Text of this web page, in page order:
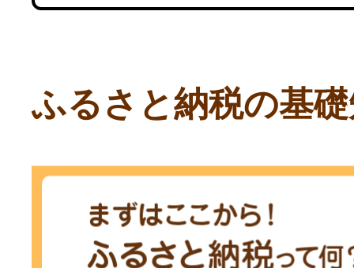
ふるさと納税の基